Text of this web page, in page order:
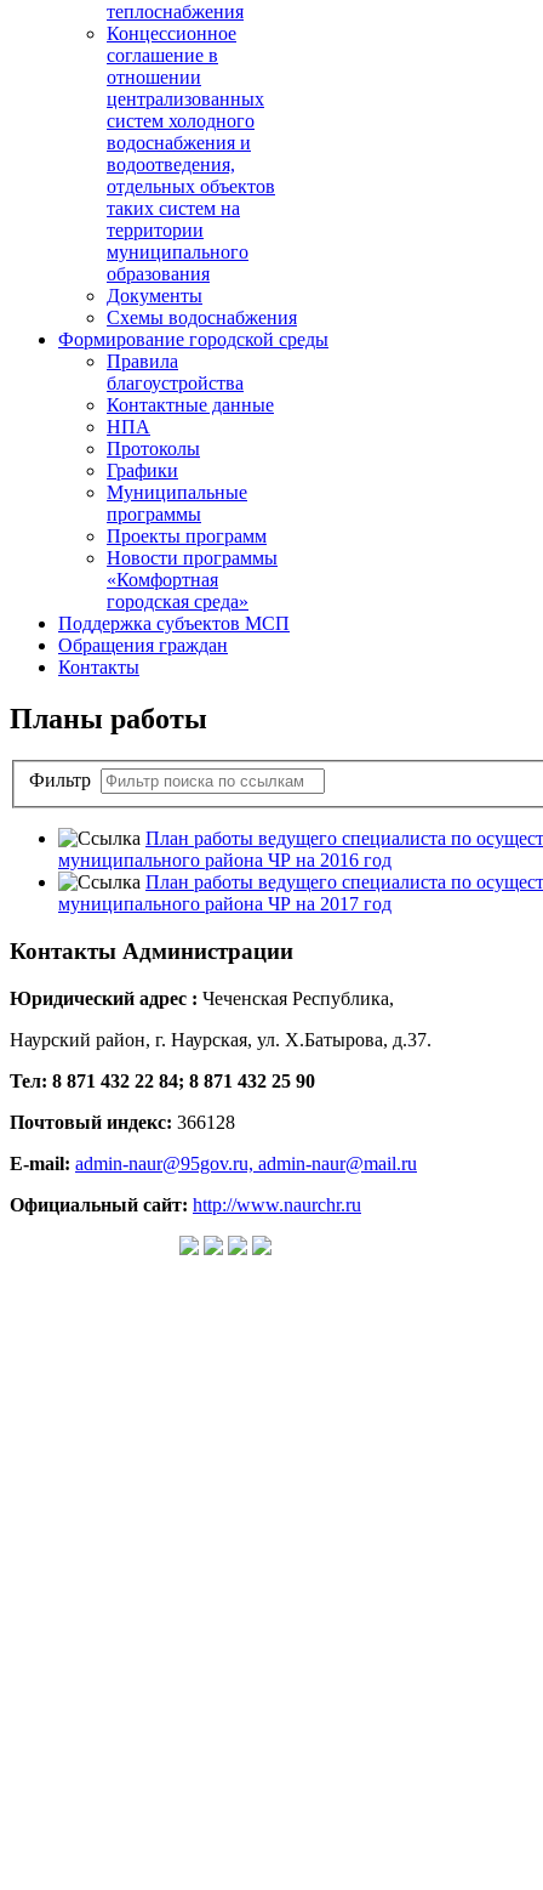
теплоснабжения
Концессионное
соглашение в
отношении
централизованных
систем холодного
водоснабжения и
водоотведения,
отдельных объектов
таких систем на
территории
муниципального
образования
Документы
Схемы водоснабжения
Формирование городской среды
Правила
благоустройства
Контактные данные
НПА
Протоколы
Графики
Муниципальные
программы
Проекты программ
Новости программы
«Комфортная
городская среда»
Поддержка субъектов МСП
Обращения граждан
Контакты
Планы работы
Фильтр
План работы ведущего специалиста по
муниципального района ЧР на 2016 год
План работы ведущего специалиста по
муниципального района ЧР на 2017 год
Контакты Администрации
Юридический адрес : Чеченская Республика,
Наурский район, г. Наурская, ул. Х.Батырова, д.37.
Тел: 8 871 432 22 84; 8 871 432 25 90
Почтовый индекс: 366128
E-mail: admin-naur@95gov.ru, admin-naur@mail.ru
Официальный сайт: http://www.naurchr.ru